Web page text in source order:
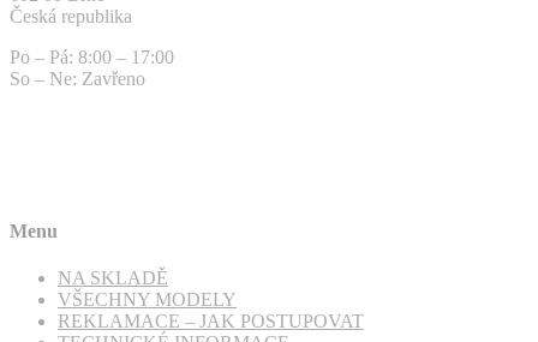
Česká republika
Po – Pá: 8:00 – 17:00
So – Ne: Zavřeno
Menu
NA SKLADĚ
VŠECHNY MODELY
REKLAMACE – JAK POSTUPOVAT